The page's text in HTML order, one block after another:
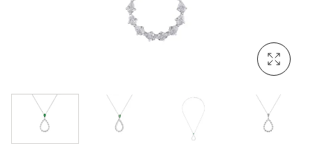
Rolex Certified Pre-Owned entdecken